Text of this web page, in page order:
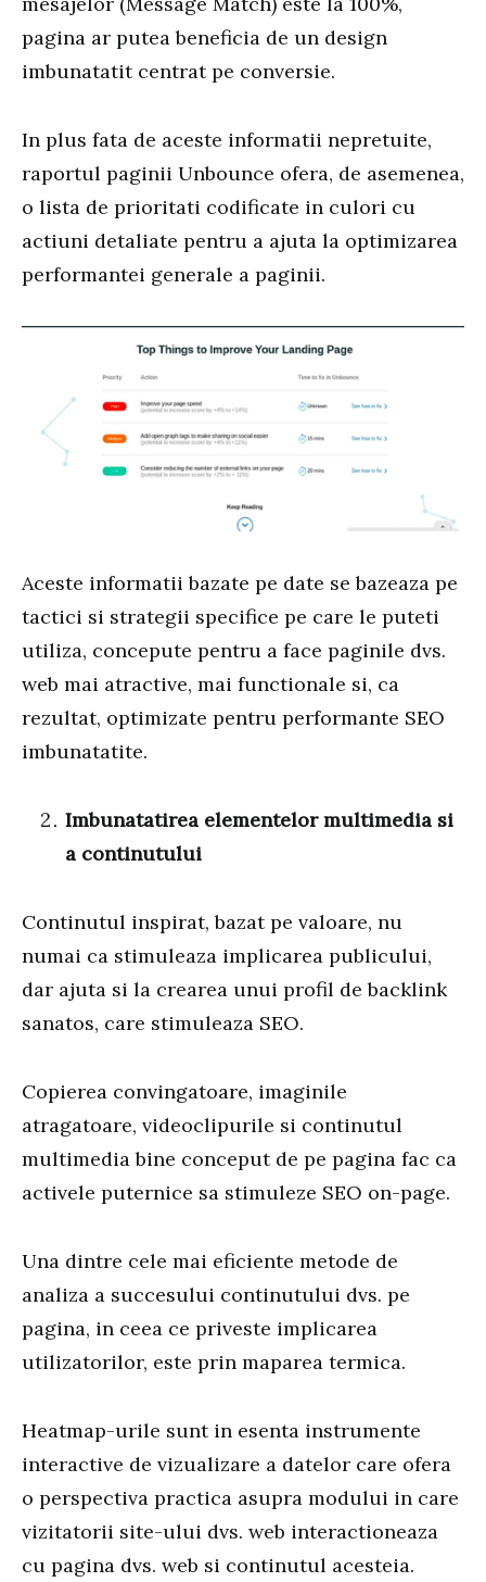
pagina ar putea beneficia de un design
imbunatatit centrat pe conversie.
In plus fata de aceste informatii nepretuite,
raportul paginii Unbounce ofera, de asemenea,
o lista de prioritati codificate in culori cu
actiuni detaliate pentru a ajuta la optimizarea
performantei generale a paginii.
Aceste informatii bazate pe date se bazeaza pe
tactici si strategii specifice pe care le puteti
utiliza, concepute pentru a face paginile dvs.
web mai atractive, mai functionale si, ca
rezultat, optimizate pentru performante SEO
imbunatatite.
Imbunatatirea elementelor multimedia si
a continutului
Continutul inspirat, bazat pe valoare, nu
numai ca stimuleaza implicarea publicului,
dar ajuta si la crearea unui profil de backlink
sanatos, care stimuleaza SEO.
Copierea convingatoare, imaginile
atragatoare, videoclipurile si continutul
multimedia bine conceput de pe pagina fac ca
activele puternice sa stimuleze SEO on-page.
Una dintre cele mai eficiente metode de
analiza a succesului continutului dvs. pe
pagina, in ceea ce priveste implicarea
utilizatorilor, este prin maparea termica.
Heatmap-urile sunt in esenta instrumente
interactive de vizualizare a datelor care ofera
o perspectiva practica asupra modului in care
vizitatorii site-ului dvs. web interactioneaza
cu pagina dvs. web si continutul acesteia.